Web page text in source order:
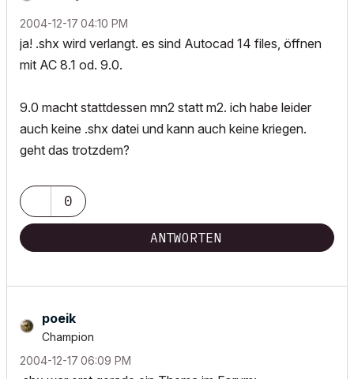
‎2004-12-17 04:10 PM
ja! .shx wird verlangt. es sind Autocad 14 files, öffnen
mit AC 8.1 od. 9.0.
9.0 macht stattdessen mn2 statt m2. ich habe leider
auch keine .shx datei und kann auch keine kriegen.
geht das trotzdem?
0
ANTWORTEN
poeik
Champion
‎2004-12-17 06:09 PM